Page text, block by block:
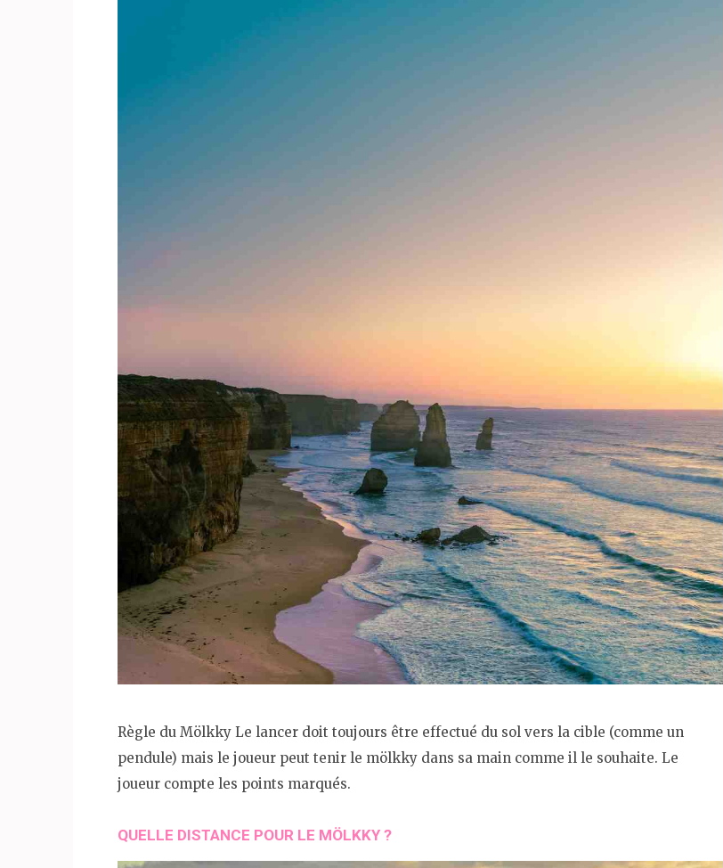
Règle du Mölkky Le lancer doit toujours être effectué du sol vers la cible (comme un
pendule) mais le joueur peut tenir le mölkky dans sa main comme il le souhaite. Le
joueur compte les points marqués.
QUELLE DISTANCE POUR LE MÖLKKY ?